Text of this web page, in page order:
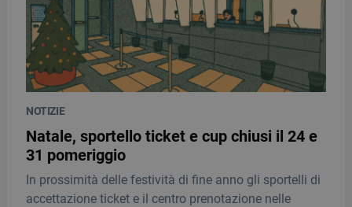
NOTIZIE
Natale, sportello ticket e cup chiusi il 24 e
31 pomeriggio
In prossimità delle festività di fine anno gli sportelli di
accettazione ticket e il centro prenotazione nelle